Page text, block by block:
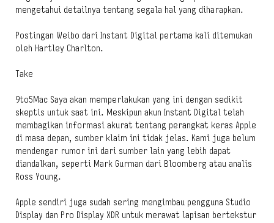
mengetahui detailnya tentang segala hal yang diharapkan.
Postingan Weibo dari Instant Digital pertama kali ditemukan
oleh Hartley Charlton.
Take
9to5Mac Saya akan memperlakukan yang ini dengan sedikit
skeptis untuk saat ini. Meskipun akun Instant Digital telah
membagikan informasi akurat tentang perangkat keras Apple
di masa depan, sumber klaim ini tidak jelas. Kami juga belum
mendengar rumor ini dari sumber lain yang lebih dapat
diandalkan, seperti Mark Gurman dari Bloomberg atau analis
Ross Young.
Apple sendiri juga sudah sering mengimbau pengguna Studio
Display dan Pro Display XDR untuk merawat lapisan bertekstur